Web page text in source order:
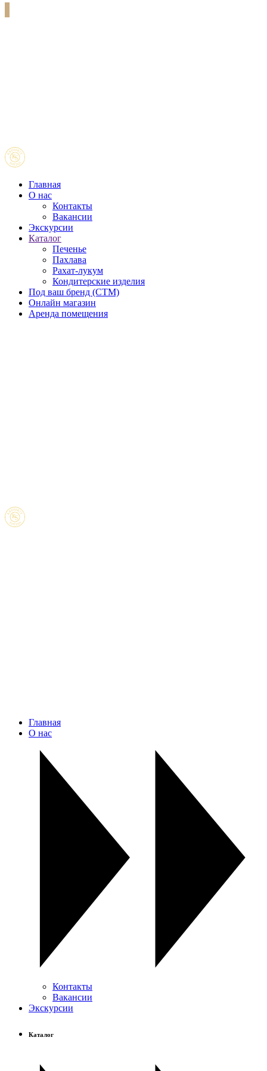
Главная
О нас
Контакты
Вакансии
Экскурсии
Каталог
Печенье
Пахлава
Рахат-лукум
Кондитерские изделия
Под ваш бренд (CTM)
Онлайн магазин
Аренда помещения
Главная
О нас
Контакты
Вакансии
Экскурсии
Каталог